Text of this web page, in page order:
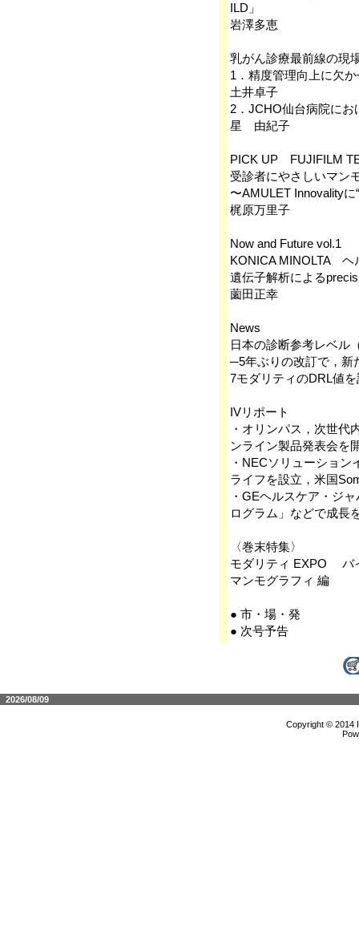
ILD」
岩澤多恵
乳がん診療最前線の現
1．精度管理向上に欠
土井卓子
2．JCHO仙台病院に
星 由紀子
PICK UP FUJIFILM
受診者にやさしいマン
〜AMULET Innovalityに
梶原万里子
Now and Future vol.1
KONICA MINOLTA ヘ
遺伝子解析による
薗田正幸
News
日本の診断参考レベル
─5年ぶりの改訂で，新
7モダリティのDRL値
IVリポート
・オリンパス，次世代
ンライン製品発表会を
・NECソリューショ
ライフを設立，米国
・GEヘルスケア・ジ
ログラム」などで成長
〈巻末特集〉
モダリティ EXPO バ
マンモグラフィ 編
● 市・場・発
● 次号予告
2026/08/09
Copyright © 2014